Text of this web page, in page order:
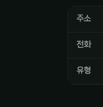
주소
전화
유형